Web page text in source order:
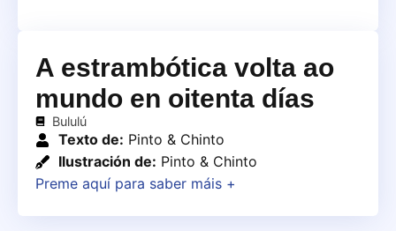
A estrambótica volta ao
mundo en oitenta días
Bululú
Texto de: Pinto & Chinto
Ilustración de: Pinto & Chinto
Preme aquí para saber máis +